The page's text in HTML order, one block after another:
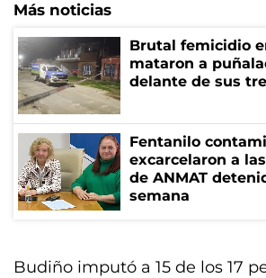
Más noticias
Brutal femicidio
mataron a
delante de sus
Fentanilo
excarcelaron a
de ANMAT
semana
Budiño imputó a 15 de los 17